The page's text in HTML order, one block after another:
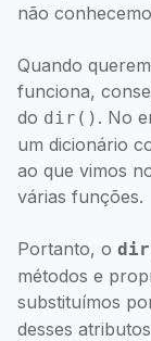
não
Quando
funciona,
do dir() . No
um dicionário
ao que vimos
várias funções.
Portanto, o
métodos e
substituímos
desses